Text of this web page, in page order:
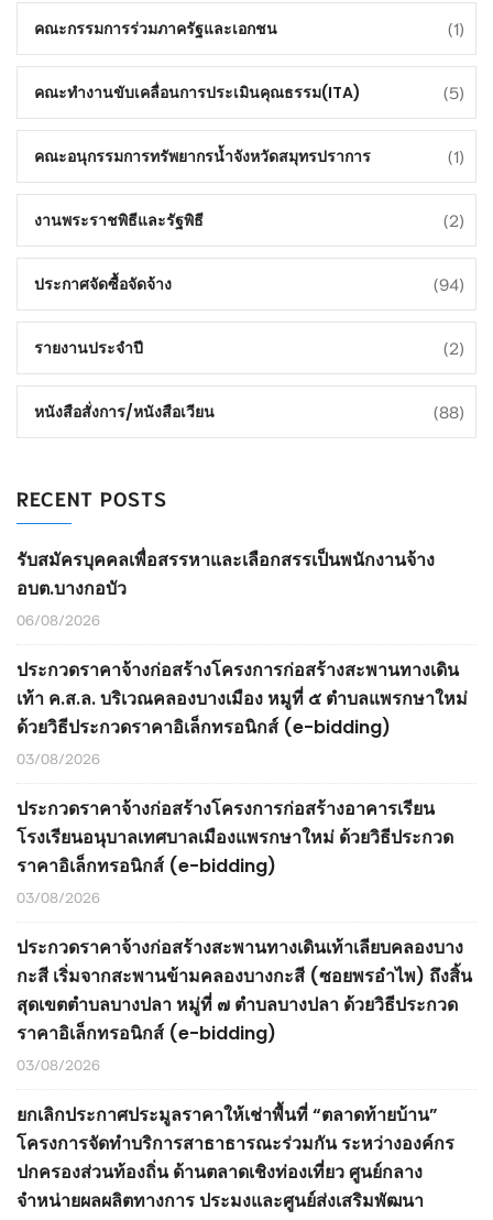
คณะกรรมการร่วมภาครัฐและเอกชน (1)
คณะทำงานขับเคลื่อนการประเมินคุณธรรม(ITA) (5)
คณะอนุกรรมการทรัพยากรน้ำจังหวัดสมุทรปราการ (1)
งานพระราชพิธีและรัฐพิธี (2)
ประกาศจัดซื้อจัดจ้าง (94)
รายงานประจำปี (2)
หนังสือสั่งการ/หนังสือเวียน (88)
RECENT POSTS
รับสมัครบุคคลเพื่อสรรหาและเลือกสรรเป็นพนักงานจ้าง
อบต.บางกอบัว
06/08/2026
ประกวดราคาจ้างก่อสร้างโครงการก่อสร้างสะพานทางเดิน
เท้า ค.ส.ล. บริเวณคลองบางเมือง หมูที่ ๕ ตำบลแพรกษาใหม่
ด้วยวิธีประกวดราคาอิเล็กทรอนิกส์ (e-bidding)
03/08/2026
ประกวดราคาจ้างก่อสร้างโครงการก่อสร้างอาคารเรียน
โรงเรียนอนุบาลเทศบาลเมืองแพรกษาใหม่ ด้วยวิธีประกวด
ราคาอิเล็กทรอนิกส์ (e-bidding)
03/08/2026
ประกวดราคาจ้างก่อสร้างสะพานทางเดินเท้าเลียบคลองบาง
กะสี เริ่มจากสะพานข้ามคลองบางกะสี (ซอยพรอำไพ) ถึงสิ้น
สุดเขตตำบลบางปลา หมู่ที่ ๗ ตำบลบางปลา ด้วยวิธีประกวด
ราคาอิเล็กทรอนิกส์ (e-bidding)
03/08/2026
ยกเลิกประกาศประมูลราคาให้เช่าพื้นที่ “ตลาดท้ายบ้าน”
โครงการจัดทำบริการสาธาธารณะร่วมกัน ระหว่างองค์กร
ปกครองส่วนท้องถิ่น ด้านตลาดเชิงท่องเที่ยว ศูนย์กลาง
จำหน่ายผลผลิตทางการ ประมงและศูนย์ส่งเสริมพัฒนา